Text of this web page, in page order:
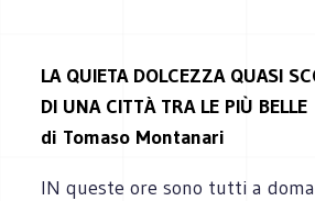
LA QUIETA DOLCEZZA QUASI
DI UNA CITTÀ TRA LE PIÙ BELLE
di Tomaso Montanari
IN queste ore sono tutti a